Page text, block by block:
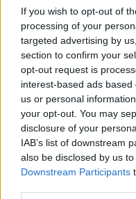
If you wish to opt-out of
processing of your
targeted advertising by
section to confirm your
opt-out request is
interest-based ads
us or personal
your opt-out. You may
disclosure of your
IAB’s list of downstream
also be disclosed by us
Downstream Participants